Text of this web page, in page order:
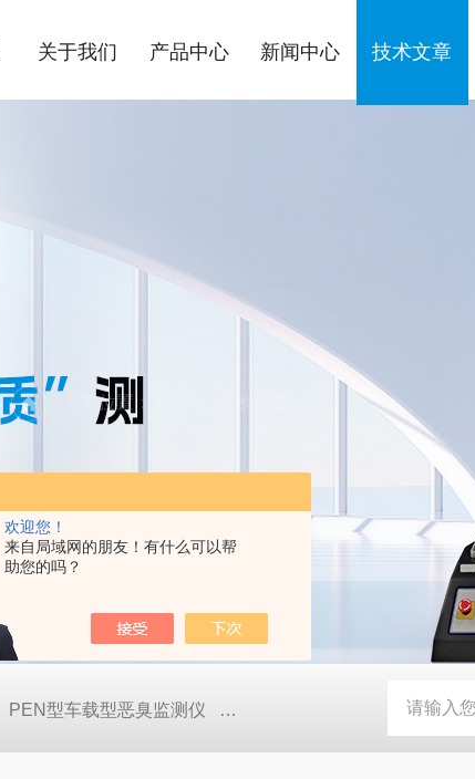
欢迎您！
来自局域网的朋友！有什么可以帮
助您的吗？
关于我们 产品中心 新闻中心 技术文章
当前位置：
PEN型车载型恶臭监测仪 GDA-FR便携式有毒气体检测仪